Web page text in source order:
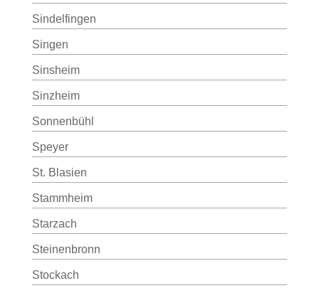
Sindelfingen
Singen
Sinsheim
Sinzheim
Sonnenbühl
Speyer
St. Blasien
Stammheim
Starzach
Steinenbronn
Stockach